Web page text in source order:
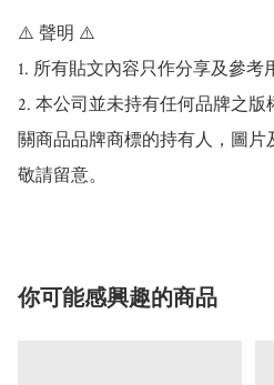
⚠️ 聲明 ⚠️
1. 所有貼文內容只作分享及參考
2. 本公司並未持有任何品牌之
關商品品牌商標的持有人，圖片
你可能感興趣的商品